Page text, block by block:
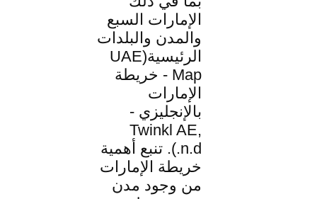
الإمارات السبع
والمدن والبلدات
الرئيسية(UAE
Map - خريطة
الإمارات
بالإنجليزي -
Twinkl AE,
n.d.). تنبع أهمية
خريطة الإمارات
من وجود مدن